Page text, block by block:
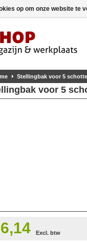
Stellingbak voor 5
voor 5
Excl. btw
op om onze website te